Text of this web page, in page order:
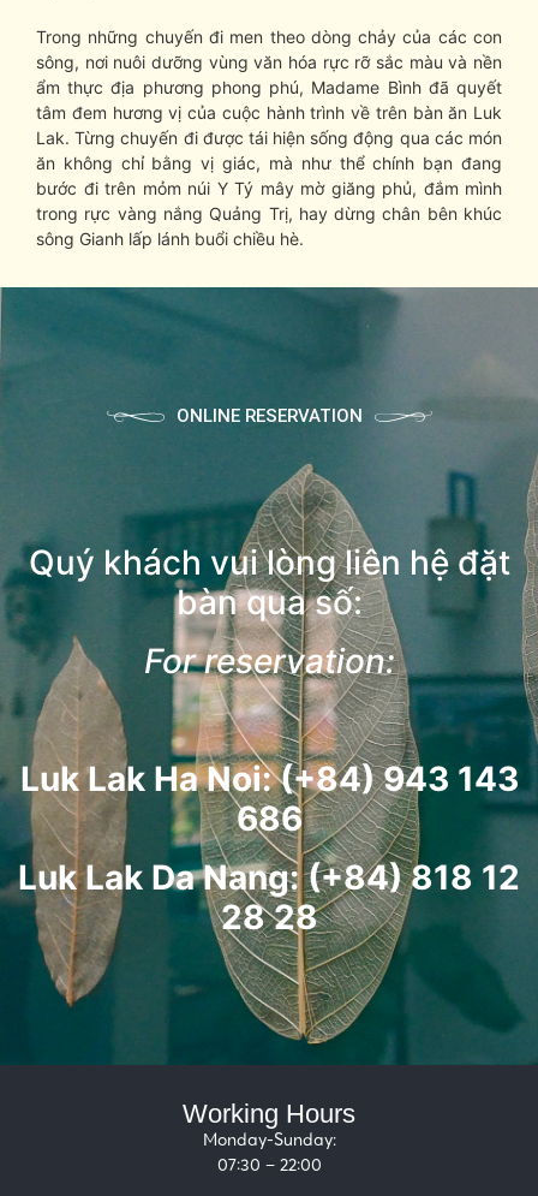
Trong những chuyến đi men theo dòng chảy của các con
sông, nơi nuôi dưỡng vùng văn hóa rực rỡ sắc màu và nền
ẩm thực địa phương phong phú, Madame Bình đã quyết
tâm đem hương vị của cuộc hành trình về trên bàn ăn Luk
Lak. Từng chuyến đi được tái hiện sống động qua các món
ăn không chỉ bằng vị giác, mà như thể chính bạn đang
bước đi trên mỏm núi Y Tý mây mờ giăng phủ, đắm mình
trong rực vàng nắng Quảng Trị, hay dừng chân bên khúc
sông Gianh lấp lánh buổi chiều hè.
ONLINE RESERVATION
Quý khách vui lòng liên hệ đặt
bàn qua số:
For reservation:
Luk Lak Ha Noi: (+84) 943 143
686
Luk Lak Da Nang: (+84) 818 12
28 28
Working Hours
Monday-Sunday:
07:30 – 22:00